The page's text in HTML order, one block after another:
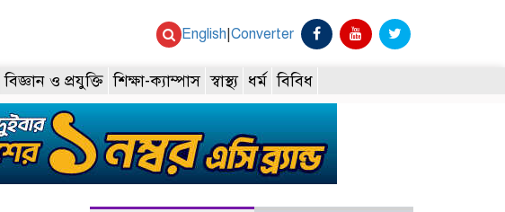
English Converter
বিজ্ঞান ও প্রযুক্তি শিক্ষা-ক্যাম্পাস স্বাস্থ্য ধর্ম বিবিধ